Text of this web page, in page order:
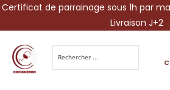
Certificat de parrainage sous 1h par
Livraison J+2